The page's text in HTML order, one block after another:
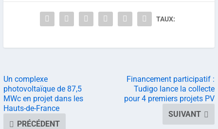
TAUX:
Un complexe
photovoltaïque de 87,5
MWc en projet dans les
Hauts-de-France
PRÉCÉDENT
Financement participatif :
Tudigo lance la collecte
pour 4 premiers projets PV
SUIVANT